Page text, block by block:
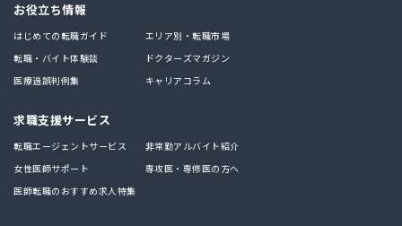
お役立ち情報
はじめての転職ガイド
エリア別・転職市場
転職・バイト体験談
ドクターズマガジン
医療過誤判例集
キャリアコラム
求職支援サービス
転職エージェントサービス
非常勤アルバイト紹介
女性医師サポート
専攻医・専修医の方へ
医師転職のおすすめ求人特集